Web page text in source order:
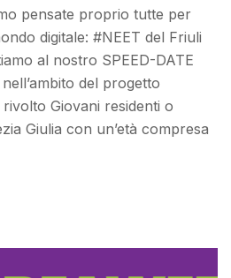
pensate proprio tutte per
digitale: #NEET del Friuli
al nostro SPEED-DATE
del progetto
Giovani residenti o
Giulia con un’età compresa